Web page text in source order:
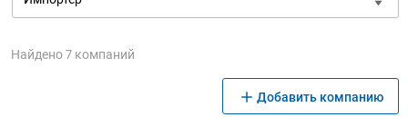
Найдено 7 компаний
Добавить компанию